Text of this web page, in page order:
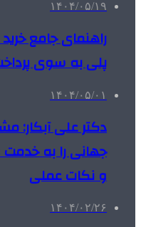
۱۴۰۴/۰۵/۱۹
راهنمای جامع
پلی به سوی
۱۴۰۴/۰۵/۰۱
دکتر علی آبکار:
جهانی را به
و نکات عملی
۱۴۰۴/۰۲/۲۶